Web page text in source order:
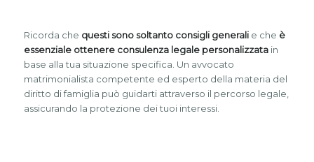
Ricorda che questi sono soltanto consigli generalie che è
essenziale ottenere consulenza legale personalizzatain
base alla tua situazione specifica. Un avvocato
matrimonialista competente ed esperto della materia del
diritto di famiglia può guidarti attraverso il percorso legale,
assicurando la protezione dei tuoi interessi.